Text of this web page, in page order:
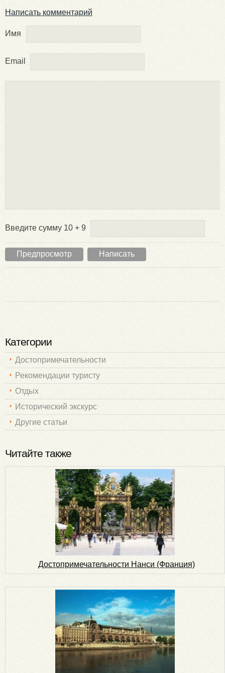
Написать комментарий
Имя
Email
Введите сумму 10 + 9
Категории
Достопримечательности
Рекомендации туристу
Отдых
Исторический экскурс
Другие статьи
Читайте также
Достопримечательности Нанси (Франция)